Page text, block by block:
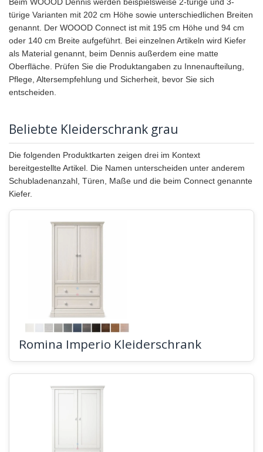
türige Varianten mit 202 cm Höhe sowie unterschiedlichen Breiten
genannt. Der WOOOD Connect ist mit 195 cm Höhe und 94 cm
oder 140 cm Breite aufgeführt. Bei einzelnen Artikeln wird Kiefer
als Material genannt, beim Dennis außerdem eine matte
Oberfläche. Prüfen Sie die Produktangaben zu Innenaufteilung,
Pflege, Altersempfehlung und Sicherheit, bevor Sie sich
entscheiden.
Beliebte Kleiderschrank grau
Die folgenden Produktkarten zeigen drei im Kontext
bereitgestellte Artikel. Die Namen unterscheiden unter anderem
Schubladenanzahl, Türen, Maße und die beim Connect genannte
Kiefer.
Romina Imperio Kleiderschrank